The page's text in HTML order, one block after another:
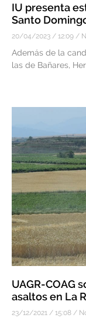
IU presenta
Santo
20/04/2023 12:09
Además de la
las de Bañares,
UAGR-COAG
asaltos en La
23/12/2021 15:08